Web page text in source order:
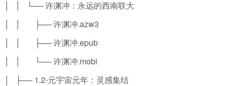
│ │ └── 许渊冲：永远的西南联大
│ │ ├── 许渊冲.azw3
│ │ ├── 许渊冲.epub
│ │ └── 许渊冲.mobi
│ ├── 1.2-元宇宙元年：灵感集结